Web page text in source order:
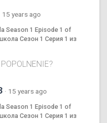
15 years ago
Season 1 Episode 1 of
Сезон 1 Серия 1 из
· 15 years ago
Season 1 Episode 1 of
Сезон 1 Серия 1 из